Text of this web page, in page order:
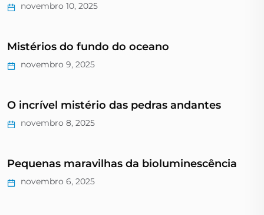
novembro 10, 2025
Mistérios do fundo do oceano
novembro 9, 2025
O incrível mistério das pedras andantes
novembro 8, 2025
Pequenas maravilhas da bioluminescência
novembro 6, 2025